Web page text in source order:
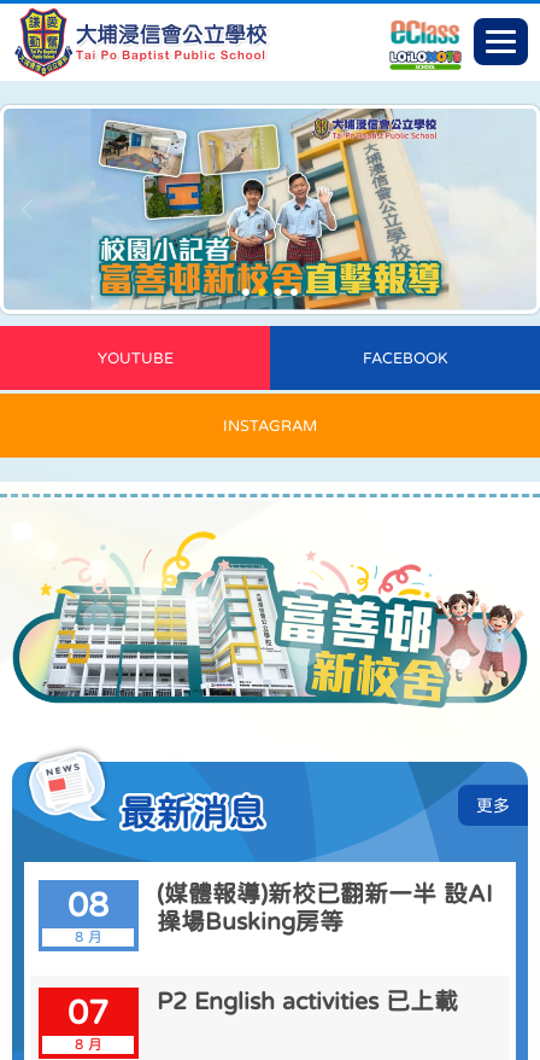
YOUTUBE FACEBOOK
INSTAGRAM
更多
最新消息
08
8 月
(媒體報導)新校已翻新一半 設AI
操場Busking房等
07
8 月
P2 English activities 已上載